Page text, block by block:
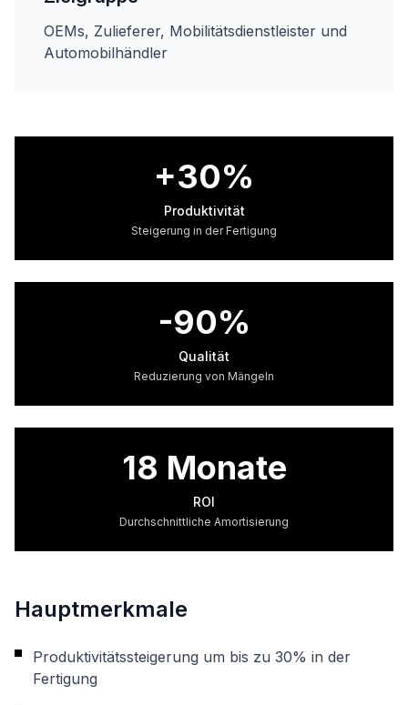
OEMs, Zulieferer, Mobilitätsdienstleister und
Automobilhändler
+30%
Produktivität
Steigerung in der Fertigung
-90%
Qualität
Reduzierung von Mängeln
18 Monate
ROI
Durchschnittliche Amortisierung
Hauptmerkmale
Produktivitätssteigerung um bis zu 30% in der
Fertigung